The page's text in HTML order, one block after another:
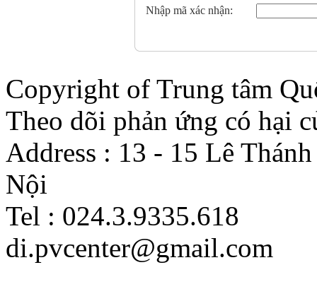
Nhập mã xác nhận:
Copyright of Trung tâm
Theo dõi phản ứng có hại
Address : 13 - 15 Lê
Nội
Tel : 024.3.9335.618
di.pvcenter@gmail.com